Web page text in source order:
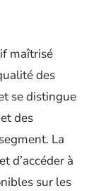
maîtrisé
des
se distingue
des
La
d’accéder à
sur les